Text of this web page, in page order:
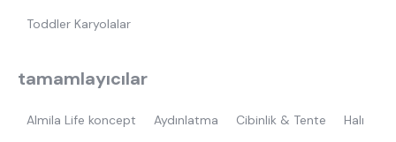
Toddler Karyolalar
tamamlayıcılar
Almila Life koncept Aydınlatma Cibinlik & Tente Halı